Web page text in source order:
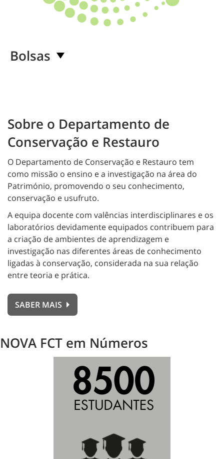
Bolsas
Sobre o Departamento de
Conservação e Restauro
O Departamento de Conservação e Restauro tem
como missão o ensino e a investigação na área do
Património, promovendo o seu conhecimento,
conservação e usufruto.
A equipa docente com valências interdisciplinares e os
laboratórios devidamente equipados contribuem para
a criação de ambientes de aprendizagem e
investigação nas diferentes áreas de conhecimento
ligadas à conservação, considerada na sua relação
entre teoria e prática.
SABER MAIS
NOVA FCT em Números